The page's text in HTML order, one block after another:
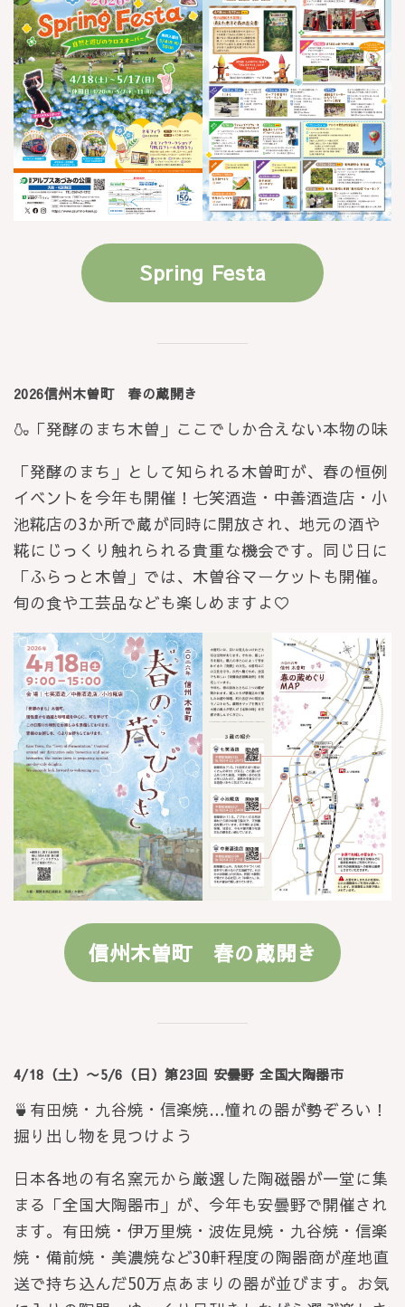
Spring Festa
2026信州木曽町 春の蔵開き
🍶「発酵のまち木曽」ここでしか合えない本物の味
「発酵のまち」として知られる木曽町が、春の恒例
イベントを今年も開催！七笑酒造・中善酒造店・小
池糀店の3か所で蔵が同時に開放され、地元の酒や
糀にじっくり触れられる貴重な機会です。同じ日に
「ふらっと木曽」では、木曽谷マーケットも開催。
旬の食や工芸品なども楽しめますよ♡
信州木曽町 春の蔵開き
4/18（土）〜5/6（日）第23回 安曇野 全国大陶器市
🍵有田焼・九谷焼・信楽焼…憧れの器が勢ぞろい！
掘り出し物を見つけよう
日本各地の有名窯元から厳選した陶磁器が一堂に集
まる「全国大陶器市」が、今年も安曇野で開催され
ます。有田焼・伊万里焼・波佐見焼・九谷焼・信楽
焼・備前焼・美濃焼など30軒程度の陶器商が産地直
送で持ち込んだ50万点あまりの器が並びます。お気